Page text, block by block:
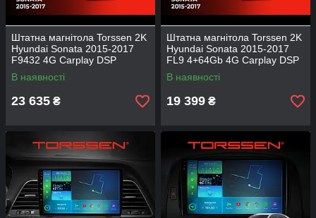
Штатна магнітола Torssen 2K
Hyundai Sonata 2015-2017
F9432 4G Carplay DSP
В наявності
23 635 ₴
Штатна магнітола Torssen 2K
Hyundai Sonata 2015-2017
FL9 4+64Gb 4G Carplay DSP
В наявності
19 399 ₴